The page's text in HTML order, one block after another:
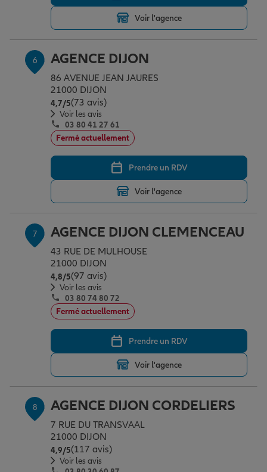
Voir l'agence
6 AGENCE DIJON
86 AVENUE JEAN JAURES
21000 DIJON
4,7/5Note de 4.7 sur 5
(73 avis)
Voir les avis
03 80 41 27 61
Fermé actuellement
Prendre un RDV
Voir l'agence
7 AGENCE DIJON CLEMENCEAU
43 RUE DE MULHOUSE
21000 DIJON
4,8/5Note de 4.8 sur 5
(97 avis)
Voir les avis
03 80 74 80 72
Fermé actuellement
Prendre un RDV
Voir l'agence
8 AGENCE DIJON CORDELIERS
7 RUE DU TRANSVAAL
21000 DIJON
4,9/5Note de 4.9 sur 5
(117 avis)
Voir les avis